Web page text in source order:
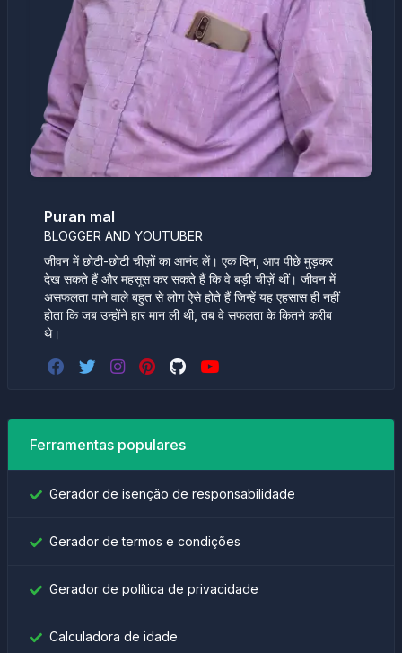
Puran mal
BLOGGER AND YOUTUBER
जीवन में छोटी-छोटी चीज़ों का आनंद लें। एक दिन, आप पीछे मुड़कर
देख सकते हैं और महसूस कर सकते हैं कि वे बड़ी चीज़ें थीं। जीवन में
असफलता पाने वाले बहुत से लोग ऐसे होते हैं जिन्हें यह एहसास ही नहीं
होता कि जब उन्होंने हार मान ली थी, तब वे सफलता के कितने करीब
थे।
Ferramentas populares
Gerador de isenção de responsabilidade
Gerador de termos e condições
Gerador de política de privacidade
Calculadora de idade